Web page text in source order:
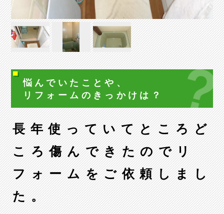
悩んでいたことや、
リフォームの きっかけは？
長年使っていてところど
ころ傷んできたのでリ
フォームをご依頼しまし
た。